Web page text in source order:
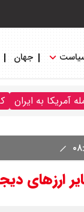
جهان
آمریکا به ایران
امروز